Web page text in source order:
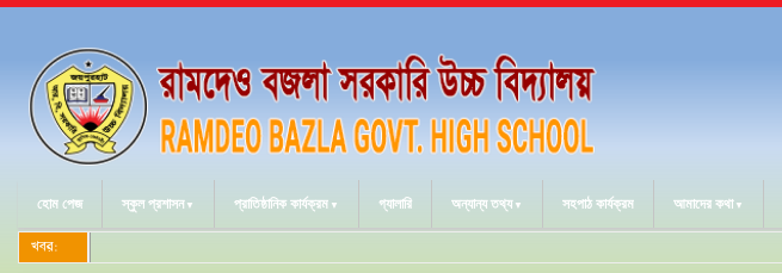
হোম পেজ স্কুল প্রশাসন প্রাতিষ্ঠানিক কার্যক্রম গ্যালারি অন্যান্য তথ্য সহপাঠ কার্যক্রম আমাদের কথা
খবর: